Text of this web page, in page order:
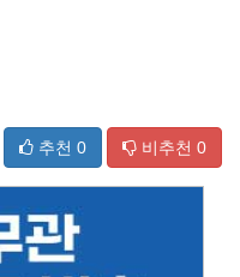
추천 0 비추천 0